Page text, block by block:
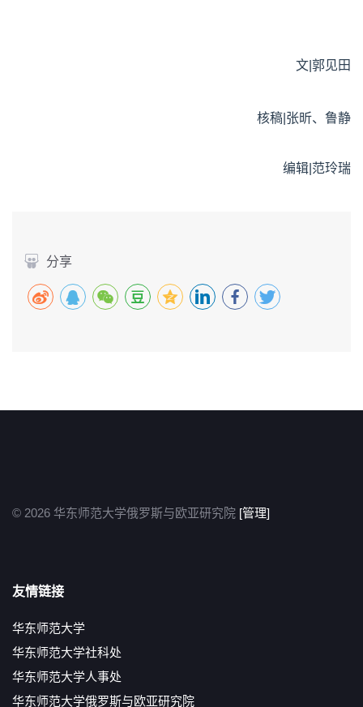
文|郭见田
核稿|张昕、鲁静
编辑|范玲瑞
分享
© 2026 华东师范大学俄罗斯与欧亚研究院 [管理]
友情链接
华东师范大学
华东师范大学社科处
华东师范大学人事处
华东师范大学俄罗斯与欧亚研究院